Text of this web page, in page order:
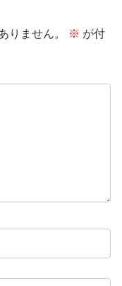
りません。 ※ が付